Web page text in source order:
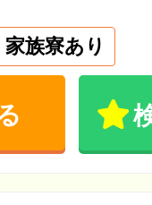
家族寮あり